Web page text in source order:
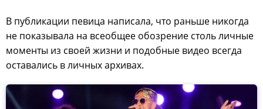
В публикации певица написала, что раньше никогда
не показывала на всеобщее обозрение столь личные
моменты из своей жизни и подобные видео всегда
оставались в личных архивах.